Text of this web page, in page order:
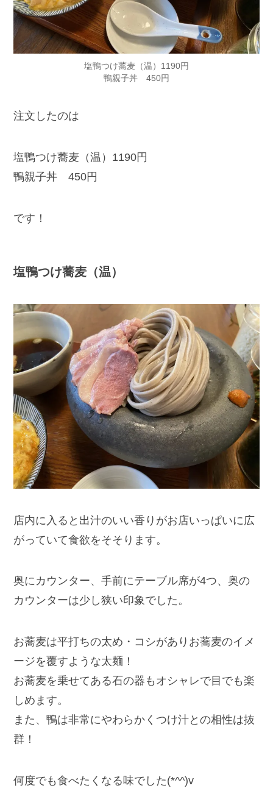
塩鴨つけ蕎麦（温）1190円
鴨親子丼 450円
注文したのは
塩鴨つけ蕎麦（温）1190円
鴨親子丼 450円
です！
塩鴨つけ蕎麦（温）
店内に入ると出汁のいい香りがお店いっぱいに広
がっていて食欲をそそります。
奥にカウンター、手前にテーブル席が4つ、奥の
カウンターは少し狭い印象でした。
お蕎麦は平打ちの太め・コシがありお蕎麦のイメ
ージを覆すような太麺！
お蕎麦を乗せてある石の器もオシャレで目でも楽
しめます。
また、鴨は非常にやわらかくつけ汁との相性は抜
群！
何度でも食べたくなる味でした(*^^)v